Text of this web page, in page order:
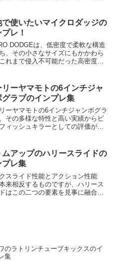
いるワカサギをターゲットとし、
きを忠実に模倣...
で使いたいマイクロダッジの
レ！
DODGEは、低密度で柔軟な構造
、その小さなサイズにもかかわら
れまで侵入不可能だった高密度の
滑り、微細な波紋を発生させるこ
きます。...
リーヤマモトの6インチジャ
グラブのインプレ集
ーヤマモトの6インチジャンボグラ
その多様な特性と高い実績からビ
ィッシュキラーとしての評価が非
特にジグヘッド、フリーリグ、テ
リグ、フットボー...
ムアップのハリースライドの
プレ集
スライド性能とアクション性能
来相反するものですが、ハリース
はこの二つの要素を見事に融合し
のラトリンチューブキックスのイ
集